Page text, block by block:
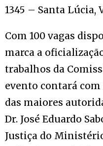
1345 – Santa Lúcia,
Com 100 vagas
marca a
trabalhos da
evento contará
das maiores
Dr. José Eduardo
Justiça do